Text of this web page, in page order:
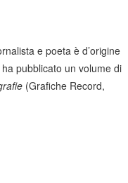
e poeta è d’origine
pubblicato un volume di
(Grafiche Record,